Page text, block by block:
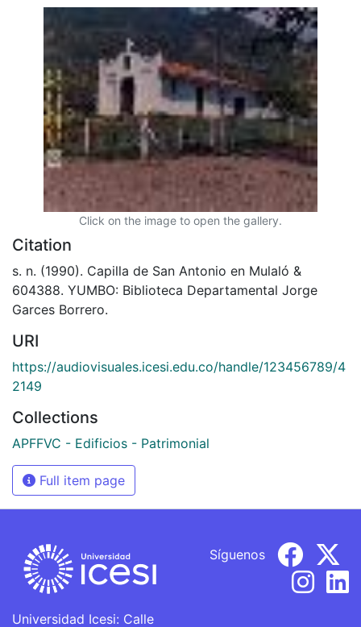
Click on the image to open the gallery.
Citation
s. n. (1990). Capilla de San Antonio en Mulaló &
604388. YUMBO: Biblioteca Departamental Jorge
Garces Borrero.
URI
https://audiovisuales.icesi.edu.co/handle/123456789/4
2149
Collections
APFFVC - Edificios - Patrimonial
Full item page
Universidad Icesi: Calle
Síguenos